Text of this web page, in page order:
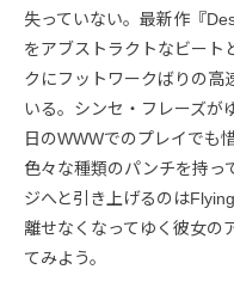
失っていない。最新作『
をアブストラクトなビート
クにフットワークばりの高
いる。シンセ・フレーズが
日のWWWでのプレイでも
色々な種類のパンチを持っ
ジへと引き上げるのは
離せなくなってゆく彼女の
てみよう。